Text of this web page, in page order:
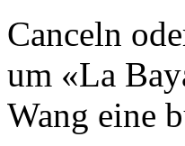
Canceln
um «La
Wang eine